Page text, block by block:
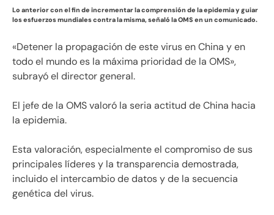
Lo anterior con el fin de incrementar la comprensión de la epidemia y guiar
los esfuerzos mundiales contra la misma, señaló la OMS en un comunicado.
«Detener la propagación de este virus en China y en
todo el mundo es la máxima prioridad de la OMS»,
subrayó el director general.
El jefe de la OMS valoró la seria actitud de China hacia
la epidemia.
Esta valoración, especialmente el compromiso de sus
principales líderes y la transparencia demostrada,
incluido el intercambio de datos y de la secuencia
genética del virus.